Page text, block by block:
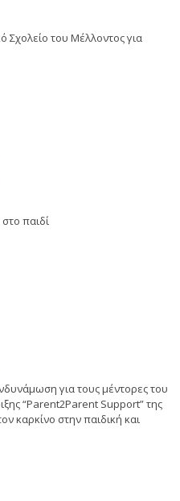
Σχολείο του Μέλλοντος για
παιδί
για τους μέντορες του
“Parent2Parent Support” της
καρκίνο στην παιδική και